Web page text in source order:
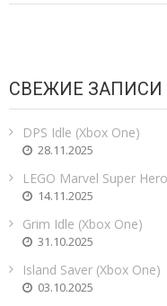
СВЕЖИЕ ЗАПИСИ
DPS Idle (Xbox One)
28.11.2025
LEGO Marvel Super
14.11.2025
Grim Idle (Xbox One)
31.10.2025
Island Saver (Xbox One)
03.10.2025